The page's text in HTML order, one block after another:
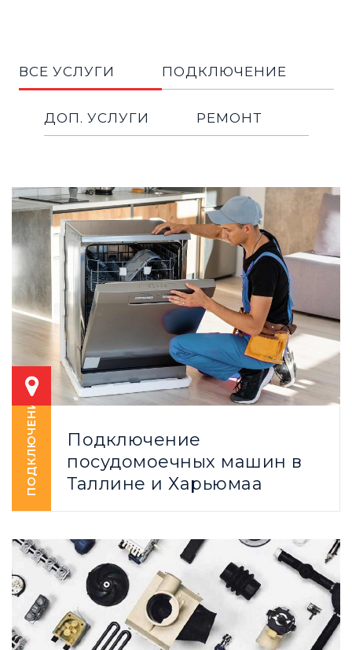
ВСЕ УСЛУГИ ПОДКЛЮЧЕНИЕ
ДОП. УСЛУГИ РЕМОНТ
ПОДКЛЮЧЕНИЕ
Подключение
посудомоечных машин в
Таллине и Харьюмаа